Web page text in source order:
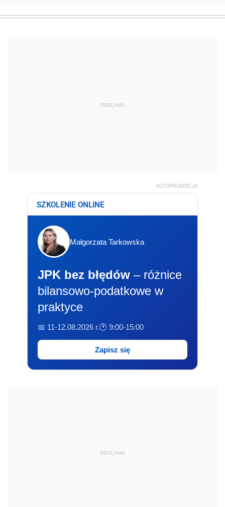
REKLAMA
AUTOPROMOCJA
SZKOLENIE ONLINE
Małgorzata Tarkowska
JPK bez błędów – różnice
bilansowo-podatkowe w
praktyce
📅 11-12.08.2026 r.🕐 9:00-15:00
Zapisz się
REKLAMA